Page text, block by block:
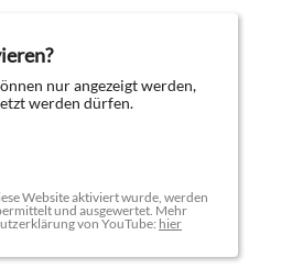
nur angezeigt werden,
werden dürfen.
Website aktiviert wurde, werden
und ausgewertet. Mehr
von YouTube: hier